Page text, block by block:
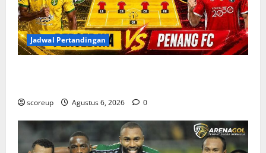
Jadwal Pertandingan
scoreup Agustus 6, 2026 0